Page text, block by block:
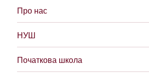
Про нас
НУШ
Початкова школа